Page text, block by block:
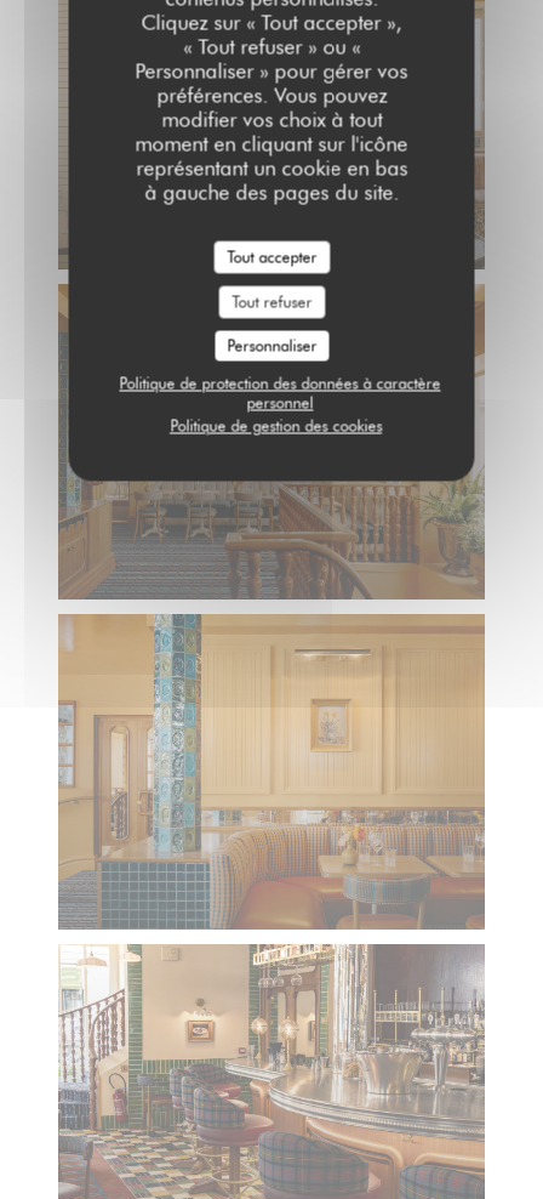
Cliquez sur « Tout accepter »,
« Tout refuser » ou «
Personnaliser » pour gérer vos
préférences. Vous pouvez
modifier vos choix à tout
moment en cliquant sur l'icône
représentant un cookie en bas
à gauche des pages du site.
Tout accepter
Tout refuser
Personnaliser
Politique de protection des données à caractère
personnel
Politique de gestion des cookies